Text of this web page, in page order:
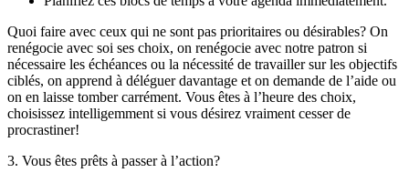
Quoi faire avec ceux qui ne sont pas prioritaires ou désirables? On
renégocie avec soi ses choix, on renégocie avec notre patron si
nécessaire les échéances ou la nécessité de travailler sur les objectifs
ciblés, on apprend à déléguer davantage et on demande de l’aide ou
on en laisse tomber carrément. Vous êtes à l’heure des choix,
choisissez intelligemment si vous désirez vraiment cesser de
procrastiner!
3. Vous êtes prêts à passer à l’action?